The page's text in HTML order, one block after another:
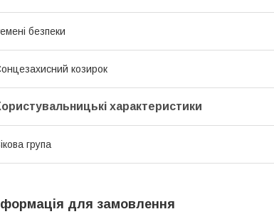
безпеки
козирок
характеристики
група
для замовлення